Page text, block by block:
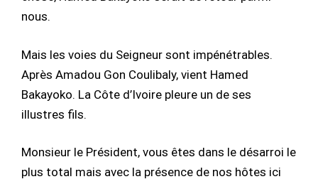
nous.
Mais les voies du Seigneur sont impénétrables.
Après Amadou Gon Coulibaly, vient Hamed
Bakayoko. La Côte d’Ivoire pleure un de ses
illustres fils.
Monsieur le Président, vous êtes dans le désarroi le
plus total mais avec la présence de nos hôtes ici